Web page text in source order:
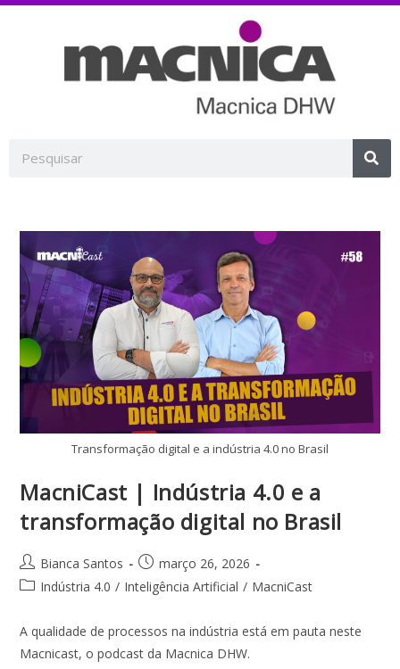
Transformação digital e a indústria 4.0 no Brasil
MacniCast | Indústria 4.0 e a
transformação digital no Brasil
Bianca Santos
março 26, 2026
Indústria 4.0 / Inteligência Artificial / MacniCast
A qualidade de processos na indústria está em pauta neste
Macnicast, o podcast da Macnica DHW.